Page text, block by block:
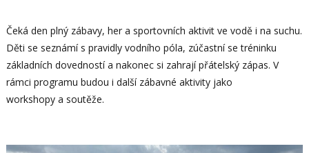
Čeká den plný zábavy, her a sportovních aktivit ve vodě i na suchu.
Děti se seznámí s pravidly vodního póla, zúčastní se tréninku
základních dovedností a nakonec si zahrají přátelský zápas. V
rámci programu budou i další zábavné aktivity jako
workshopy a soutěže.